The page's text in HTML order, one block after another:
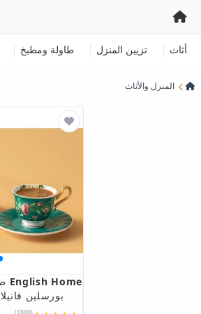
أثاث تزيين المنزل طاولة ومطبخ
المنزل والأثاث
English Home
بورسلين فانيلا 90 مل تركواز